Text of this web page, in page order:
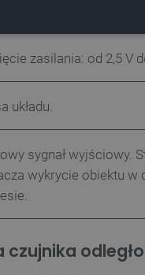
zasilania: od 2,5 V
układu.
sygnał wyjściowy.
wykrycie obiektu w